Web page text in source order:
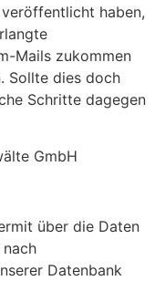
haben,
Mails zukommen
Sollte dies doch
Schritte dagegen
GmbH
über die Daten
Datenbank